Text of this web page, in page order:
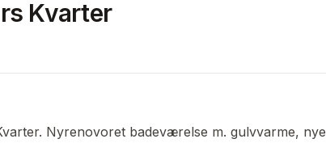
Kvarter
Nyrenovoret badeværelse m. gulvvarme, nye